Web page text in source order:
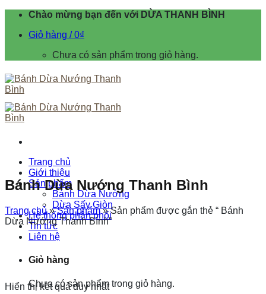
Skip
content
Chào mừng bạn đến với DỪA THANH BÌNH
Giỏ hàng /0₫
Chưa có sản phẩm trong giỏ hàng.
Trang chủ
Giới thiệu
Sản phẩm
Bánh Dừa Nướng
Dừa Sấy Giòn
Hệ thống phân phối
Tin tức
Liên hệ
Giỏ hàng
Chưa có sản phẩm trong giỏ hàng.
Bánh Dừa Nướng Thanh Bình
Trang chủ»Sản phẩm»Sản phẩm được gắn thẻ “ Bánh
Dừa Nướng Thanh Bình”
Hiển thị kết quả duy nhất